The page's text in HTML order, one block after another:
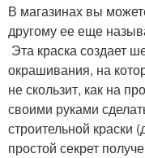
В магазинах вы
другому ее еще
Эта краска создает
окрашивания, на
не скользит, как на
своими руками
строительной краски
простой секрет